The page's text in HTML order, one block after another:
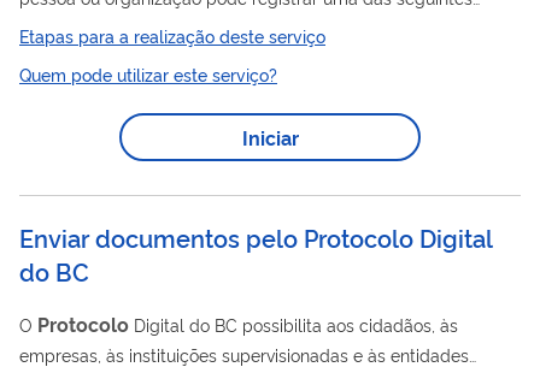
manifestações: denúncia, reclamação, sugestão, elogio,
solicitação ou pedido de simplificação, junto à Ouvidoria da
CGU (Controladoria-Geral da União). Entenda cada tipo de
manifestação: Denúncia: comunicar irregularidades ou
ilegalidades praticadas por servidores ou órgãos públicos.
serviço recebido....
Etapas para a realização deste serviço
Quem pode utilizar este serviço?
Iniciar
Enviar documentos pelo Protocolo Digital
do BC
O Protocolo Digital do BC possibilita aos cidadãos, às
empresas, às instituições supervisionadas e às entidades